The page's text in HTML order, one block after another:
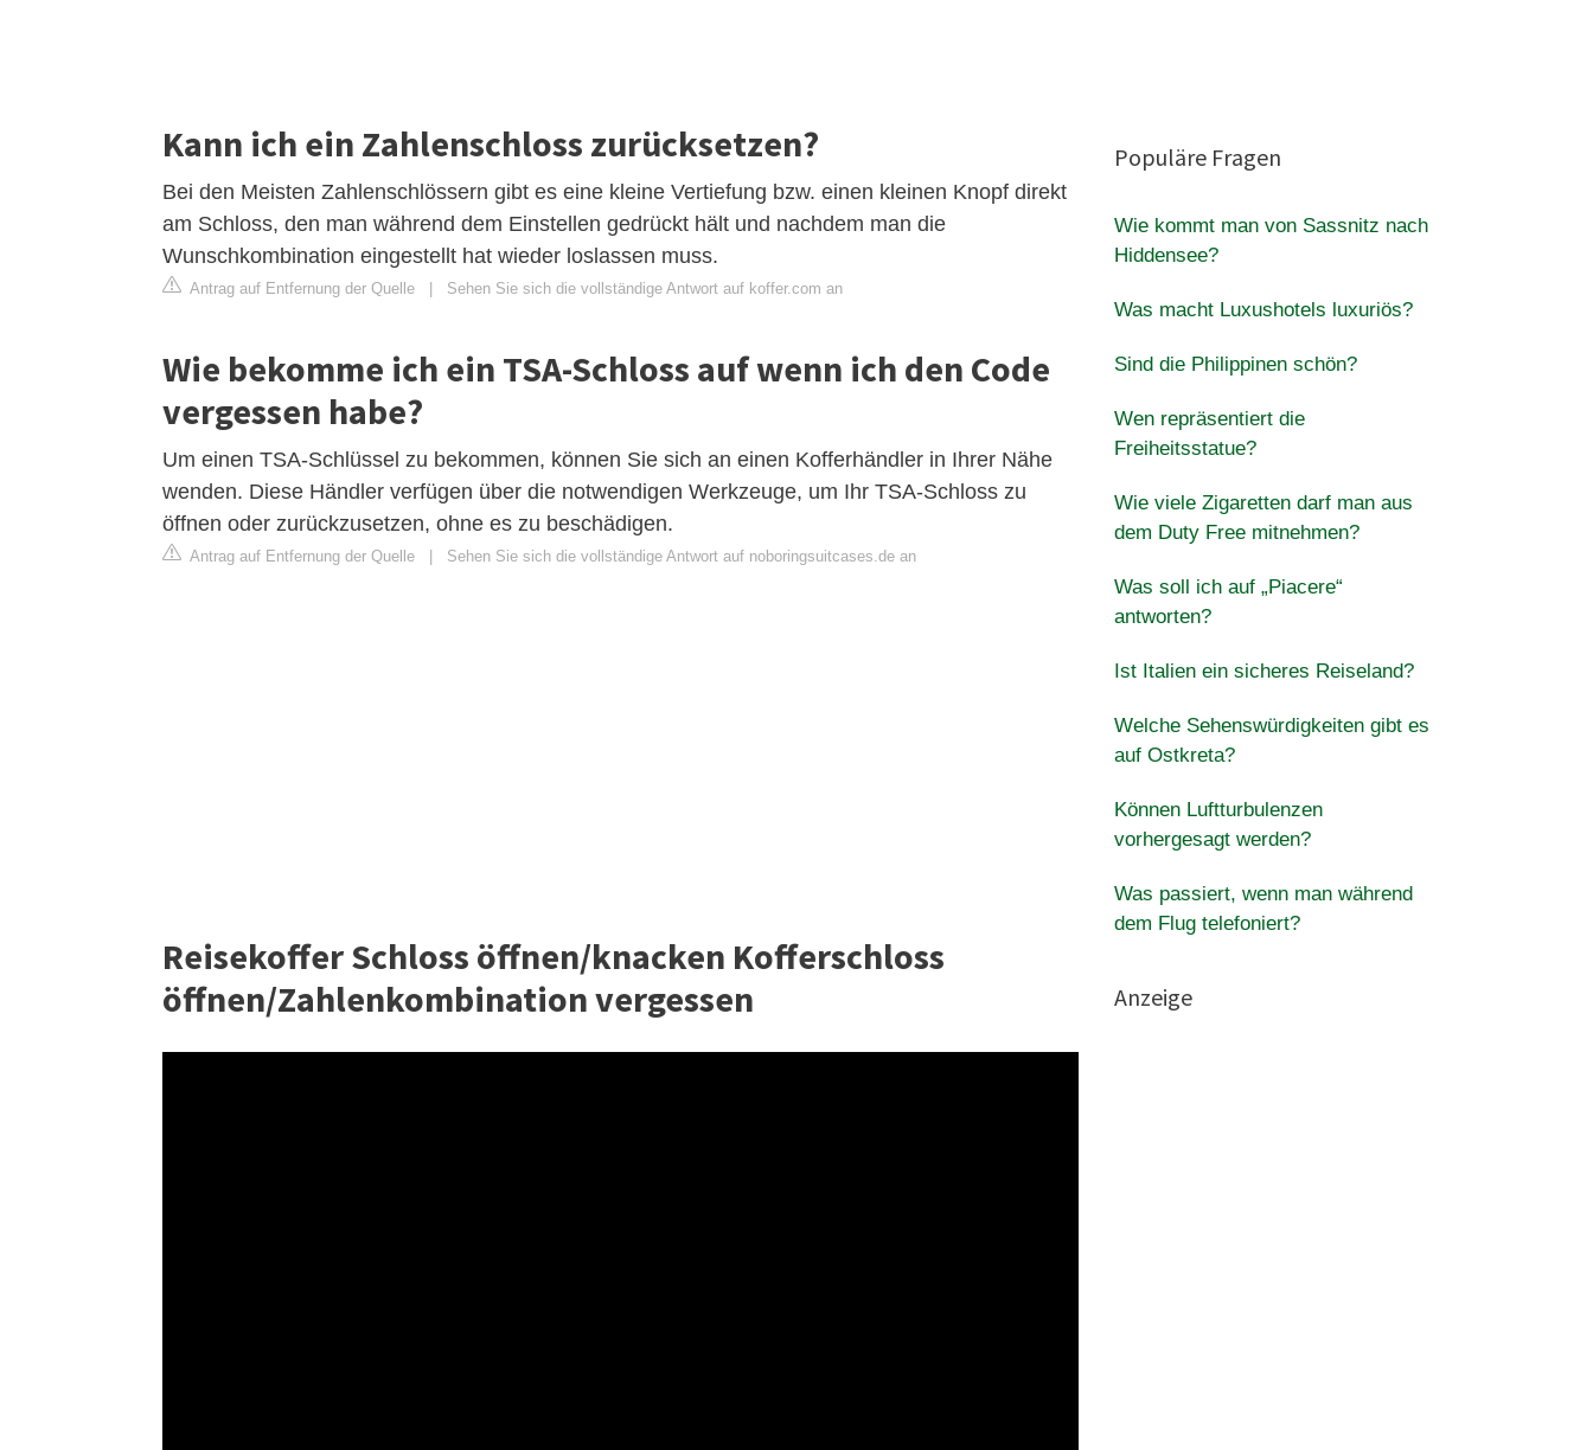
Kann ich ein Zahlenschloss zurücksetzen?
Bei den Meisten Zahlenschlössern gibt es eine kleine Vertiefung bzw. einen kleinen Knopf direkt
am Schloss, den man während dem Einstellen gedrückt hält und nachdem man die
Wunschkombination eingestellt hat wieder loslassen muss.
Antrag auf Entfernung der Quelle Sehen Sie sich die vollständige Antwort auf koffer.com an
Wie bekomme ich ein TSA-Schloss auf wenn ich den Code
vergessen habe?
Um einen TSA-Schlüssel zu bekommen, können Sie sich an einen Kofferhändler in Ihrer Nähe
wenden. Diese Händler verfügen über die notwendigen Werkzeuge, um Ihr TSA-Schloss zu
öffnen oder zurückzusetzen, ohne es zu beschädigen.
Antrag auf Entfernung der Quelle Sehen Sie sich die vollständige Antwort auf noboringsuitcases.de an
Reisekoffer Schloss öffnen/knacken Kofferschloss
öffnen/Zahlenkombination vergessen
Populäre Fragen
Wie kommt man von Sassnitz nach
Hiddensee?
Was macht Luxushotels luxuriös?
Sind die Philippinen schön?
Wen repräsentiert die
Freiheitsstatue?
Wie viele Zigaretten darf man aus
dem Duty Free mitnehmen?
Was soll ich auf „Piacere“
antworten?
Ist Italien ein sicheres Reiseland?
Welche Sehenswürdigkeiten gibt es
auf Ostkreta?
Können Luftturbulenzen
vorhergesagt werden?
Was passiert, wenn man während
dem Flug telefoniert?
Anzeige